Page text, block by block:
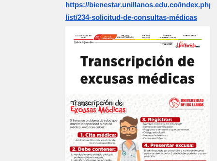
https://bienestar.unillanos.edu.co/
list/234-solicitud-de-consultas-médicas